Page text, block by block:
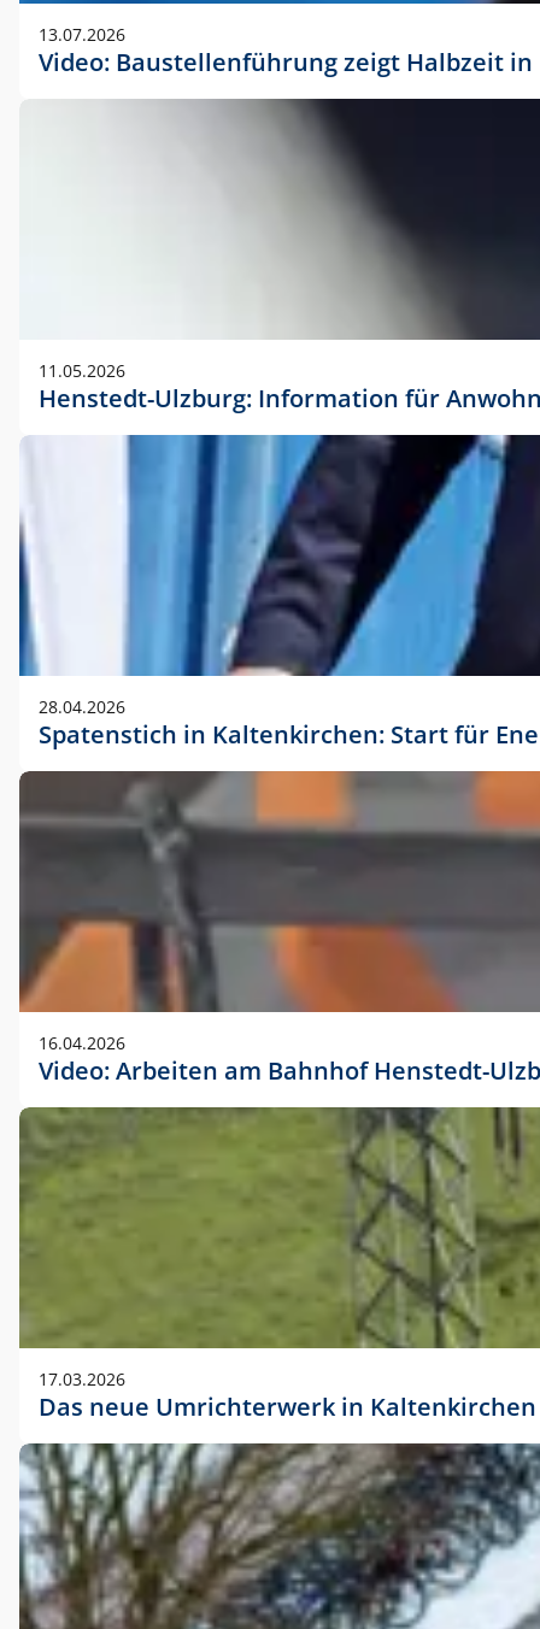
13.07.2026
Video: Baustellenführung zeigt Halbzeit
11.05.2026
Henstedt-Ulzburg: Information für
28.04.2026
Spatenstich in Kaltenkirchen: Start für
16.04.2026
Video: Arbeiten am Bahnhof Henstedt-
17.03.2026
Das neue Umrichterwerk in Kaltenkirchen